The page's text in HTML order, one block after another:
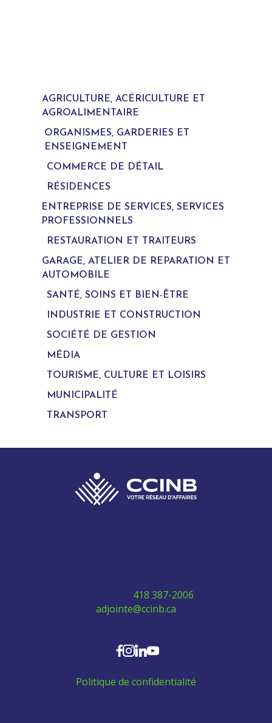
AGRICULTURE, ACÉRICULTURE ET
AGROALIMENTAIRE
ORGANISMES, GARDERIES ET
ENSEIGNEMENT
COMMERCE DE DÉTAIL
RÉSIDENCES
ENTREPRISE DE SERVICES, SERVICES
PROFESSIONNELS
RESTAURATION ET TRAITEURS
GARAGE, ATELIER DE REPARATION ET
AUTOMOBILE
SANTÉ, SOINS ET BIEN-ÊTRE
INDUSTRIE ET CONSTRUCTION
SOCIÉTÉ DE GESTION
MÉDIA
TOURISME, CULTURE ET LOISIRS
MUNICIPALITÉ
TRANSPORT
418 387-2006
adjointe@ccinb.ca
Politique de confidentialité